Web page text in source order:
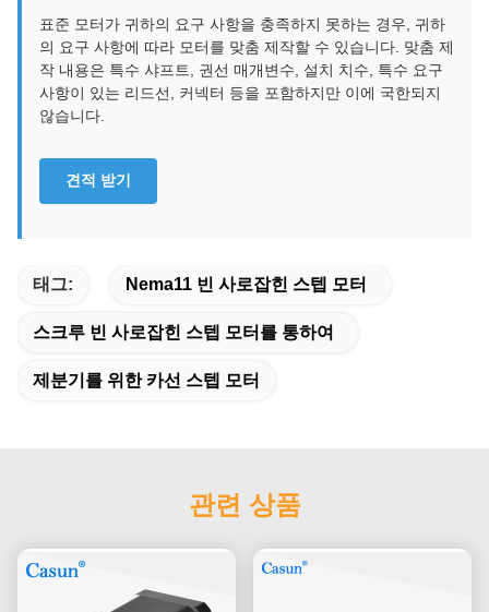
표준 모터가 귀하의 요구 사항을 충족하지 못하는 경우, 귀하
의 요구 사항에 따라 모터를 맞춤 제작할 수 있습니다. 맞춤 제
작 내용은 특수 샤프트, 권선 매개변수, 설치 치수, 특수 요구
사항이 있는 리드선, 커넥터 등을 포함하지만 이에 국한되지
않습니다.
견적 받기
태그: Nema11 빈 사로잡힌 스텝 모터
스크루 빈 사로잡힌 스텝 모터를 통하여
제분기를 위한 카선 스텝 모터
관련 상품